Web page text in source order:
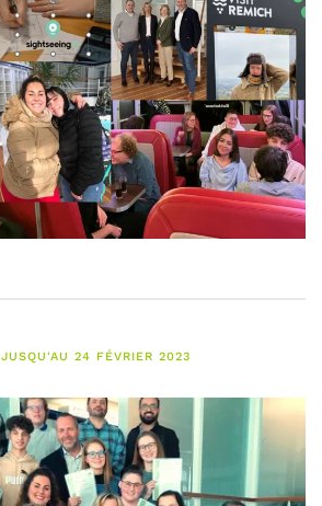
JUSQU'AU 24 FÉVRIER 2023